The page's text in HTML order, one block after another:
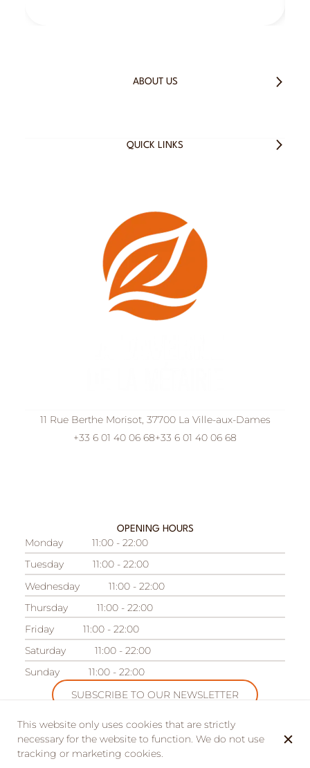
ABOUT US
QUICK LINKS
11 Rue Berthe Morisot, 37700 La Ville-aux-Dames
+33 6 01 40 06 68+33 6 01 40 06 68
OPENING HOURS
Monday
11:00 - 22:00
Tuesday
11:00 - 22:00
Wednesday
11:00 - 22:00
Thursday
11:00 - 22:00
Friday
11:00 - 22:00
Saturday
11:00 - 22:00
Sunday
11:00 - 22:00
SUBSCRIBE TO OUR NEWSLETTER
This website only uses cookies that are strictly
necessary for the website to function. We do not use
tracking or marketing cookies.